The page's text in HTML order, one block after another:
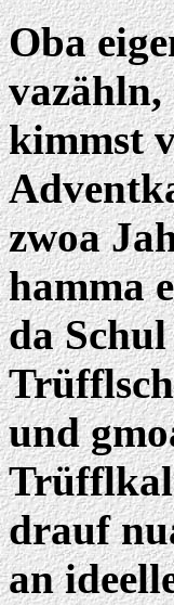
Oba
vazähln,
kimmst
zwoa
hamma
da
und
drauf
an